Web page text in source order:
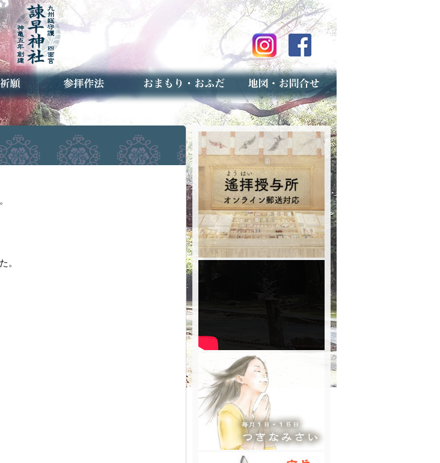
とは
け葬儀） 神社とは
お参りの作法 授与品のご案内
お焚き上げ（古いお守りのお取り扱い）
アクセスマップ
予約者専用フォーム（事前受付）
。